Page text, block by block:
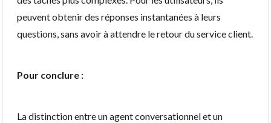
peuvent obtenir des réponses instantanées à leurs
questions, sans avoir à attendre le retour du service client.
Pour conclure :
La distinction entre un agent conversationnel et un